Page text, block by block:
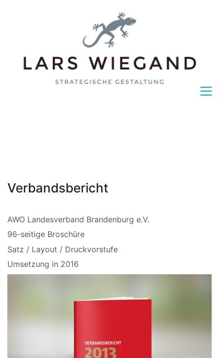
Verbandsbericht
AWO Landesverband Brandenburg e.V.
96-seitige Broschüre
Satz / Layout / Druckvorstufe
Umsetzung in 2016